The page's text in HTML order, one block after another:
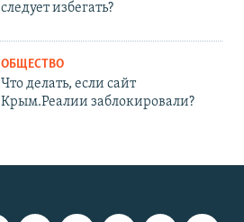
следует избегать?
ОБЩЕСТВО
Что делать, если сайт
Крым.Реалии заблокировали?